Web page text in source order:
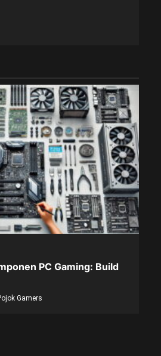
PC Gaming: Build
Gamers